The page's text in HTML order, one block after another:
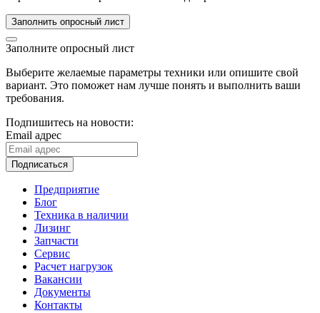
Заполнить опросный лист
Заполните опросный лист
Выберите желаемые параметры техники или опишите свой
вариант. Это поможет нам лучше понять и выполнить ваши
требования.
Подпишитесь на новости:
Email адрес
Подписаться
Предприятие
Блог
Техника в наличии
Лизинг
Запчасти
Сервис
Расчет нагрузок
Вакансии
Документы
Контакты